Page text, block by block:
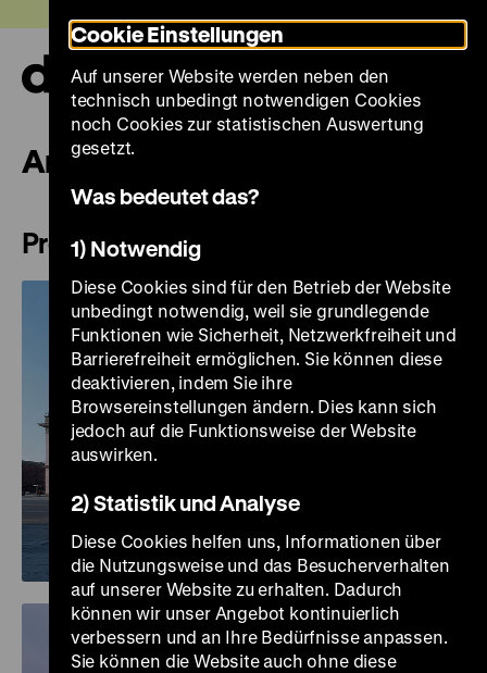
zum
Seiteninhalt
springen
Architektur Zeughaus
Pressebilder
Cookie Einstellungen
Auf unserer Website werden neben den
technisch unbedingt notwendigen Cookies
noch Cookies zur statistischen Auswertung
gesetzt.
Was bedeutet das?
1) Notwendig
Diese Cookies sind für den Betrieb der Website
unbedingt notwendig, weil sie grundlegende
Funktionen wie Sicherheit, Netzwerkfreiheit und
Barrierefreiheit ermöglichen. Sie können diese
deaktivieren, indem Sie ihre
Browsereinstellungen ändern. Dies kann sich
jedoch auf die Funktionsweise der Website
auswirken.
2) Statistik und Analyse
Diese Cookies helfen uns, Informationen über
die Nutzungsweise und das Besucherverhalten
auf unserer Website zu erhalten. Dadurch
können wir unser Angebot kontinuierlich
verbessern und an Ihre Bedürfnisse anpassen.
Sie können die Website auch ohne diese